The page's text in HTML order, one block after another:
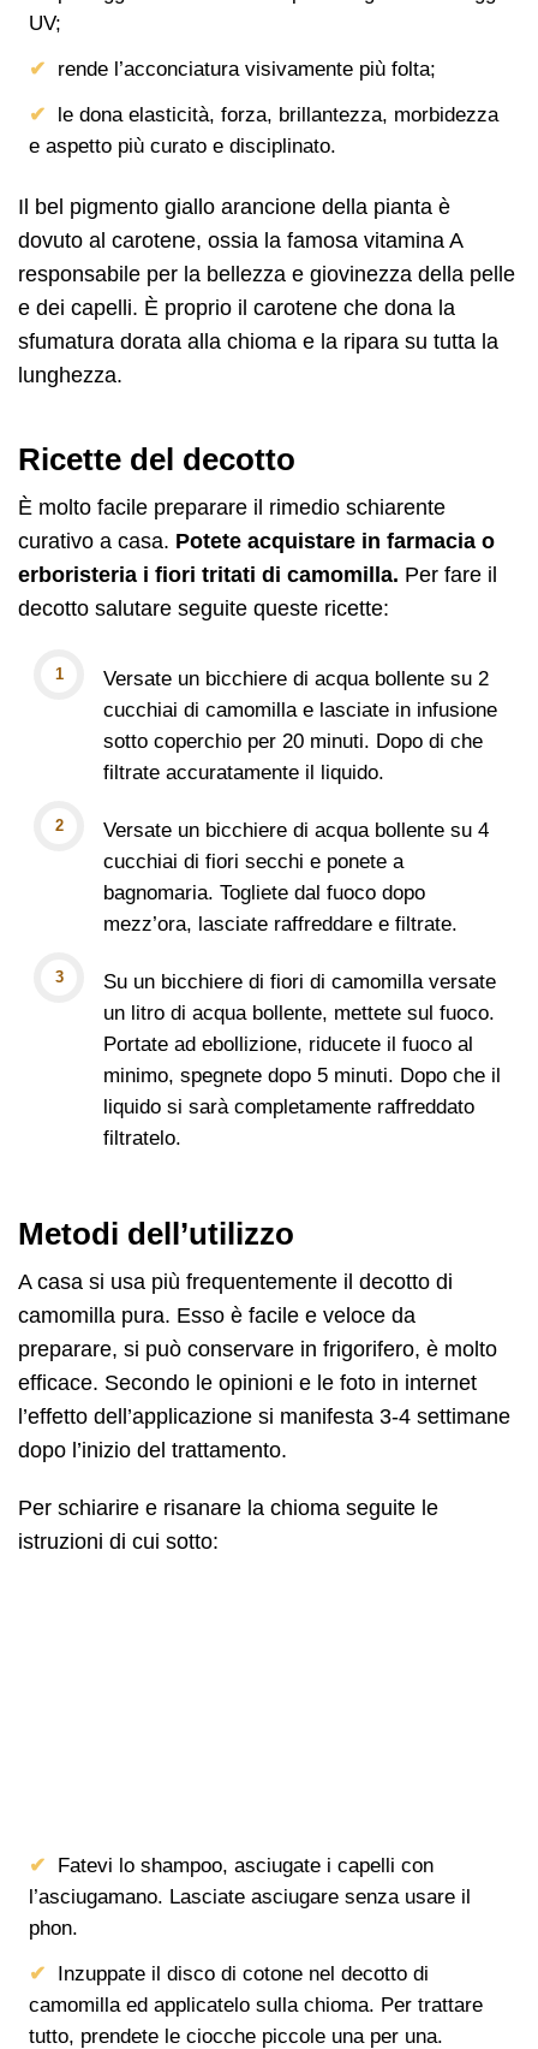
UV;
rende l’acconciatura visivamente più folta;
le dona elasticità, forza, brillantezza, morbidezza
e aspetto più curato e disciplinato.
Il bel pigmento giallo arancione della pianta è
dovuto al carotene, ossia la famosa vitamina A
responsabile per la bellezza e giovinezza della pelle
e dei capelli. È proprio il carotene che dona la
sfumatura dorata alla chioma e la ripara su tutta la
lunghezza.
Ricette del decotto
È molto facile preparare il rimedio schiarente
curativo a casa. Potete acquistare in farmacia o
erboristeria i fiori tritati di camomilla. Per fare il
decotto salutare seguite queste ricette:
Versate un bicchiere di acqua bollente su 2
cucchiai di camomilla e lasciate in infusione
sotto coperchio per 20 minuti. Dopo di che
filtrate accuratamente il liquido.
Versate un bicchiere di acqua bollente su 4
cucchiai di fiori secchi e ponete a
bagnomaria. Togliete dal fuoco dopo
mezz’ora, lasciate raffreddare e filtrate.
Su un bicchiere di fiori di camomilla versate
un litro di acqua bollente, mettete sul fuoco.
Portate ad ebollizione, riducete il fuoco al
minimo, spegnete dopo 5 minuti. Dopo che il
liquido si sarà completamente raffreddato
filtratelo.
Metodi dell’utilizzo
A casa si usa più frequentemente il decotto di
camomilla pura. Esso è facile e veloce da
preparare, si può conservare in frigorifero, è molto
efficace. Secondo le opinioni e le foto in internet
l’effetto dell’applicazione si manifesta 3-4 settimane
dopo l’inizio del trattamento.
Per schiarire e risanare la chioma seguite le
istruzioni di cui sotto:
Fatevi lo shampoo, asciugate i capelli con
l’asciugamano. Lasciate asciugare senza usare il
phon.
Inzuppate il disco di cotone nel decotto di
camomilla ed applicatelo sulla chioma. Per trattare
tutto, prendete le ciocche piccole una per una.